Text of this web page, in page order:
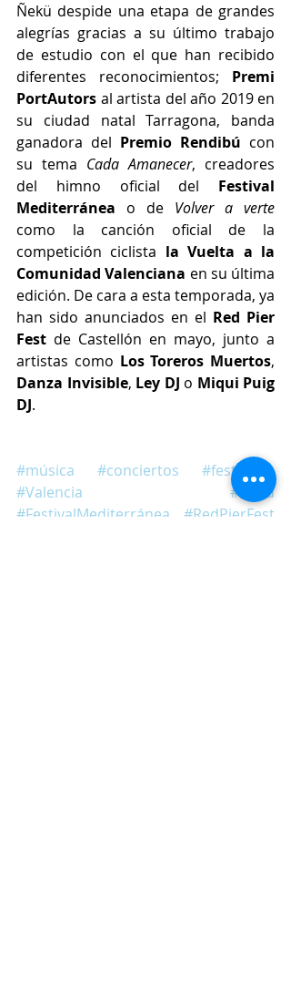
Ñekü despide una etapa de grandes
alegrías gracias a su último trabajo
de estudio con el que han recibido
diferentes reconocimientos; Premi
PortAutors al artista del año 2019 en
su ciudad natal Tarragona, banda
ganadora del Premio Rendibú con
su tema Cada Amanecer, creadores
del himno oficial del Festival
Mediterránea o de Volver a verte
como la canción oficial de la
competición ciclista la Vuelta a la
Comunidad Valenciana en su última
edición. De cara a esta temporada, ya
han sido anunciados en el Red Pier
Fest de Castellón en mayo, junto a
artistas como Los Toreros Muertos
Danza Invisible, Ley DJ o Miqui Puig
DJ.
#música #conciertos
#festivales
#Valencia
#Ñekü
#FestivalMediterránea
#RedPierFest